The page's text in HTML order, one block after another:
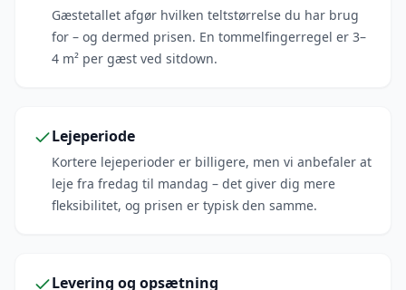
Gæstetallet afgør hvilken teltstørrelse du har brug
for – og dermed prisen. En tommelfingerregel er 3–
4 m² per gæst ved sitdown.
Lejeperiode
Kortere lejeperioder er billigere, men vi anbefaler at
leje fra fredag til mandag – det giver dig mere
fleksibilitet, og prisen er typisk den samme.
Levering og opsætning